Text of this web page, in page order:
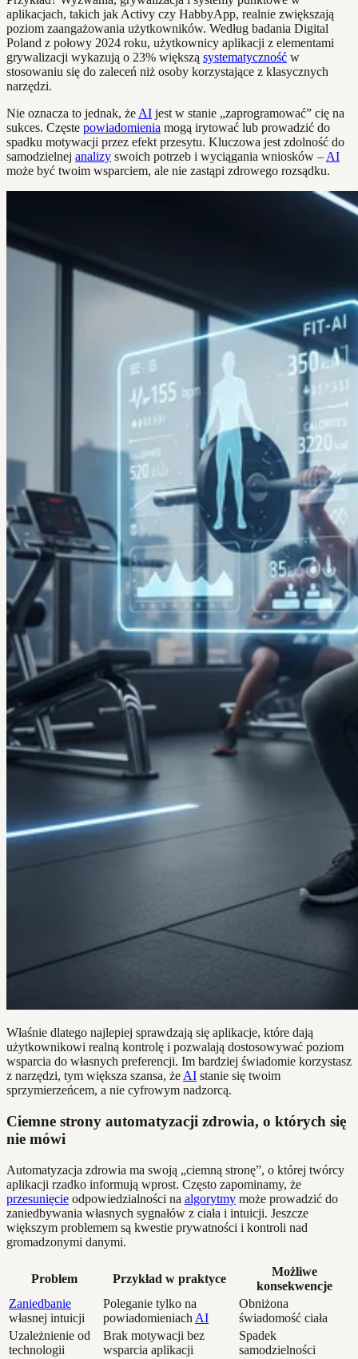
aplikacjach, takich jak Activy czy HabbyApp, realnie zwiększają
poziom zaangażowania użytkowników. Według badania Digital
Poland z połowy 2024 roku, użytkownicy aplikacji z elementami
grywalizacji wykazują o 23% większą systematyczność w
stosowaniu się do zaleceń niż osoby korzystające z klasycznych
narzędzi.
Nie oznacza to jednak, że AI jest w stanie „zaprogramować” cię na
sukces. Częste powiadomienia mogą irytować lub prowadzić do
spadku motywacji przez efekt przesytu. Kluczowa jest zdolność do
samodzielnej analizy swoich potrzeb i wyciągania wniosków – AI
może być twoim wsparciem, ale nie zastąpi zdrowego rozsądku.
Właśnie dlatego najlepiej sprawdzają się aplikacje, które dają
użytkownikowi realną kontrolę i pozwalają dostosowywać poziom
wsparcia do własnych preferencji. Im bardziej świadomie korzystasz
z narzędzi, tym większa szansa, że AI stanie się twoim
sprzymierzeńcem, a nie cyfrowym nadzorcą.
Ciemne strony automatyzacji zdrowia, o których się
nie mówi
Automatyzacja zdrowia ma swoją „ciemną stronę”, o której twórcy
aplikacji rzadko informują wprost. Często zapominamy, że
przesunięcie odpowiedzialności na algorytmy może prowadzić do
zaniedbywania własnych sygnałów z ciała i intuicji. Jeszcze
większym problemem są kwestie prywatności i kontroli nad
gromadzonymi danymi.
Problem Przykład w praktyce
Możliwe
konsekwencje
Zaniedbanie
własnej intuicji
Poleganie tylko na
powiadomieniach AI
Obniżona
świadomość ciała
Uzależnienie od
technologii
Brak motywacji bez
wsparcia aplikacji
Spadek
samodzielności